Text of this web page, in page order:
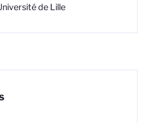
de Lille